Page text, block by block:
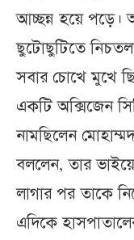
আচ্ছন্ন হয়ে পড়ে।
ছুটোছুটিতে
সবার চোখে মুখে
একটি অক্সিজেন
নামছিলেন
বললেন, তার
লাগার পর তাকে
এদিকে